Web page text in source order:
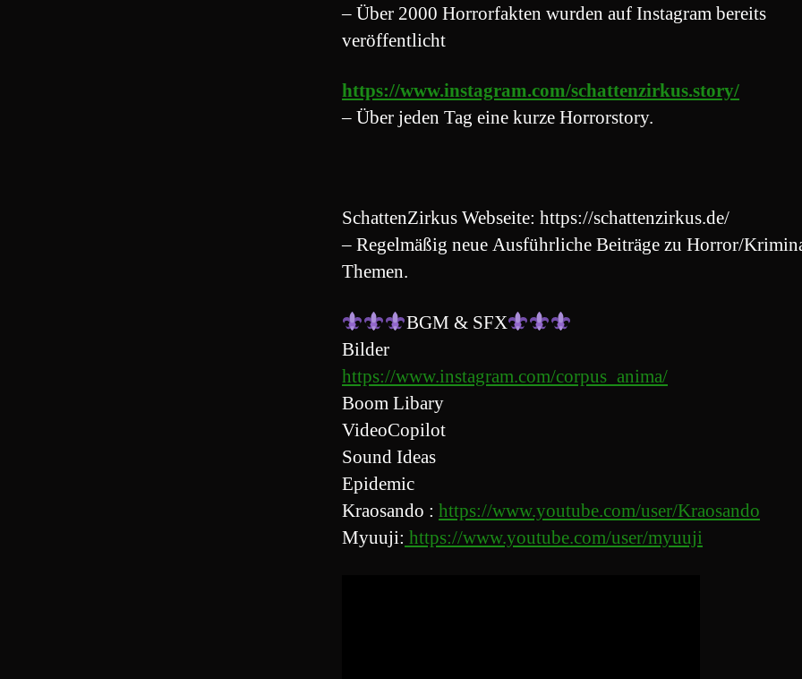
– Über 2000 Horrorfakten wurden auf Instagram bereits
veröffentlicht
https://www.instagram.com/schattenzirkus.story/
– Über jeden Tag eine kurze Horrorstory.
SchattenZirkus Webseite: https://schattenzirkus.de/
– Regelmäßig neue Ausführliche Beiträge zu Horror/
Themen.
BGM & SFX
Bilder
https://www.instagram.com/corpus_anima/
Boom Libary
VideoCopilot
Sound Ideas
Epidemic
Kraosando : https://www.youtube.com/user/Kraosando
Myuuji: https://www.youtube.com/user/myuuji